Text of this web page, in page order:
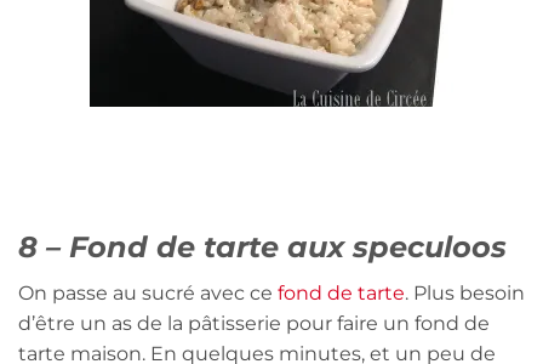
8 – Fond de tarte aux speculoos
On passe au sucré avec ce fond de tarte. Plus besoin
d’être un as de la pâtisserie pour faire un fond de
tarte maison. En quelques minutes, et un peu de